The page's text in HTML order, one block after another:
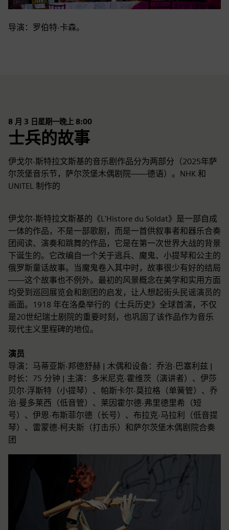
导演：罗伯特·卡森。
8 月 3 日星期一晚上 8:00
士兵的故事
伊戈尔·斯特拉文斯基的音乐剧作品分为两部分（2025年萨
尔茨堡音乐节，萨尔茨堡木偶剧院——德语）。NHK 和
UNITEL 制作的
伊戈尔·斯特拉文斯基的《L'Histore du Soldat》是一部自成
一体的作品，不是一部歌剧，而是一首供叙事者和器乐合奏
团阅读、演奏和跳舞的作品，它是在第一次世界大战的背景
下诞生的。它改编自一个关于逃兵、魔鬼、小提琴和公主的
俄罗斯童话故事。当魔鬼卷入其中时，故事很少有好的结局
——这个故事也不例外。最初的风景概念在美学和实用方面
均受到巡回展览会和剧团的启发，让人想起街头民谣演员的
画面。1918 年在洛桑举行的《士兵历史》全球首演，不仅
是20世纪瑞士剧院的重要时刻，也巩固了该作品作为音乐
现代主义里程碑的地位。
演员
导演：马蒂亚斯·邦德舒赫 | 木偶和设备：乔治·巴塞利兹 |
时长：75 分钟 | 主演：多米尼克·霍维茨（演讲者）、伊莎
贝尔·浮斯特（小提琴）、帕斯卡尔·莫拉格（单簧管）、乔
治·曼多莱西（低音管）、莱因霍尔德·弗里德里希（短
号）、伊恩·布斯菲尔德（长号）、布拉克·马拉利（低音提
琴）、雷蒙德·柯夫斯（打击乐）和萨尔茨堡木偶剧院合奏
团